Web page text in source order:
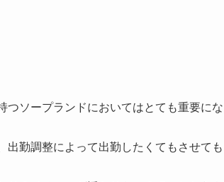
つソープランドにおいてはとても重要にな
勤調整によって出勤したくてもさせても